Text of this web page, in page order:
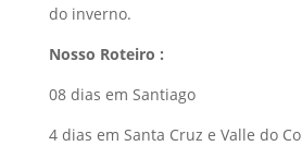
do inverno.
Nosso Roteiro :
08 dias em Santiago
4 dias em Santa Cruz e Valle do